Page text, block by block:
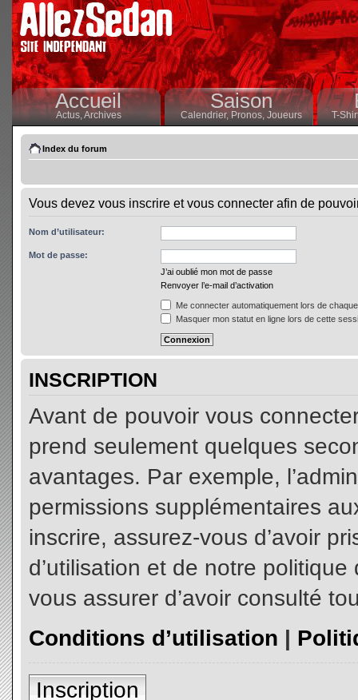
Accueil
Actus,Archives
Saison
Calendrier,Pronos, Joueurs T-
Index du forum
Vous devez vous inscrire et vous connecter afin de
Nom d’utilisateur:
Mot de passe:
J’ai oublié mon mot de passe
Renvoyer l’e-mail d’activation
Me connecter automatiquement lors de
Masquer mon statut en ligne lors de cette
INSCRIPTION
Avant de pouvoir vous
prend seulement quelques
avantages. Par exemple,
permissions supplémentaires
inscrire, assurez-vous d’avoir
d’utilisation et de notre
vous assurer d’avoir consulté
Conditions d’utilisation |
Inscription